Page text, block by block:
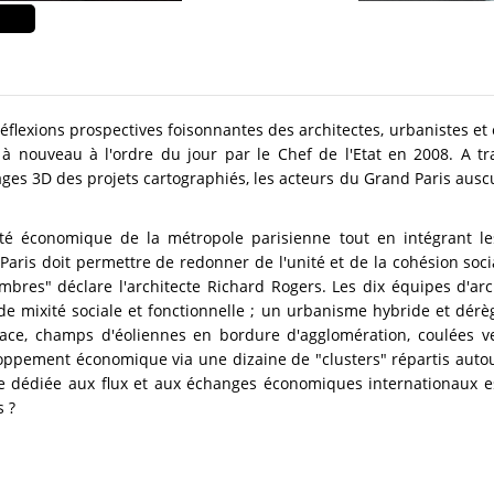
prospectives foisonnantes des architectes, urbanistes
nouveau à l'ordre du jour par le Chef de l'Etat en 2008. A
3D des projets cartographiés, les acteurs du Grand Paris
économique de la métropole parisienne tout en intégrant
doit permettre de redonner de l'unité et de la cohésion
déclare l'architecte Richard Rogers. Les dix équipes
mixité sociale et fonctionnelle ; un urbanisme hybride et
champs d'éoliennes en bordure d'agglomération, coulées
économique via une dizaine de "clusters" répartis
dédiée aux flux et aux échanges économiques internationaux
?